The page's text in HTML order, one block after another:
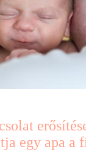
egy apa a